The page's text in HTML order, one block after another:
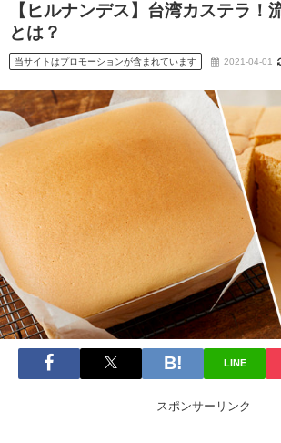
【ヒルナンデス】台湾カステラ！
とは？
当サイトはプロモーションが含まれています 2021-04-01
LINE
スポンサーリンク